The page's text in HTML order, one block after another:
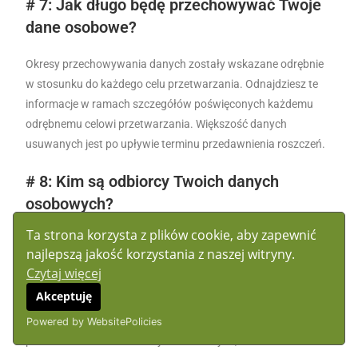
Ta strona korzysta z plików cookie, aby zapewnić
najlepszą jakość korzystania z naszej witryny.
Czytaj więcej
Akceptuję
Powered by WebsitePolicies
# 7: Jak długo będę przechowywać Twoje
dane osobowe?
Okresy przechowywania danych zostały wskazane odrębnie
w stosunku do każdego celu przetwarzania. Odnajdziesz te
informacje w ramach szczegółów poświęconych każdemu
odrębnemu celowi przetwarzania. Większość danych
usuwanych jest po upływie terminu przedawnienia roszczeń.
# 8: Kim są odbiorcy Twoich danych
osobowych?
Zaryzykuję stwierdzenie, że współczesny biznes nie jest w
stanie obejść się bez usług świadczonych przez podmioty
trzecie. Ja również z takich usług korzystam. Część z tych
usług wiąże się z przetwarzaniem Twoich danych
osobowych. Zewnętrzni usługodawcy, którzy biorą udział w